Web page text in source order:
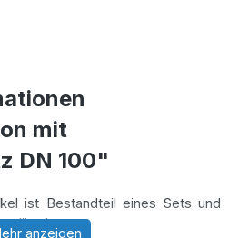
mit
DN 100"
ist Bestandteil eines Sets und
anzeigen